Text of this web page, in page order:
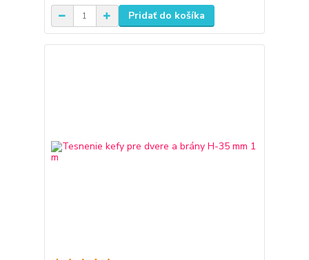
Pridať do košíka